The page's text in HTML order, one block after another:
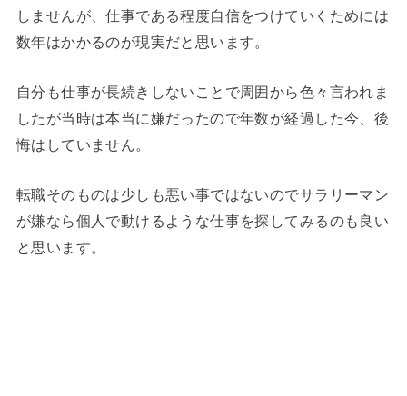
しませんが、仕事である程度自信をつけていくためには
数年はかかるのが現実だと思います。
自分も仕事が長続きしないことで周囲から色々言われま
したが当時は本当に嫌だったので年数が経過した今、後
悔はしていません。
転職そのものは少しも悪い事ではないのでサラリーマン
が嫌なら個人で動けるような仕事を探してみるのも良い
と思います。